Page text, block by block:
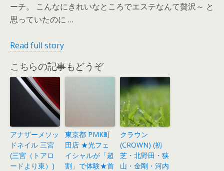
ーチ。 こんなにきれいなところでエステなんて贅沢～ と
思っていたのに …
Read full story
こちらの記事もどうぞ
アナザーメソッ
ドネイル 三宮
(三宮（トアロ
ードより東）)
東京都 PMK町
田店 ★光フェ
イシャルが「超
割」で体験★首
クラウン
(CROWN) (初
芝・北野田・狭
山・金剛・河内